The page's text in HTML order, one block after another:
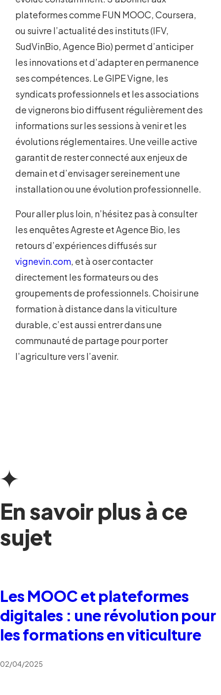
plateformes comme FUN MOOC, Coursera,
ou suivre l’actualité des instituts (IFV,
SudVinBio, Agence Bio) permet d’anticiper
les innovations et d’adapter en permanence
ses compétences. Le GIPE Vigne, les
syndicats professionnels et les associations
de vignerons bio diffusent régulièrement des
informations sur les sessions à venir et les
évolutions réglementaires. Une veille active
garantit de rester connecté aux enjeux de
demain et d’envisager sereinement une
installation ou une évolution professionnelle.
Pour aller plus loin, n’hésitez pas à consulter
les enquêtes Agreste et Agence Bio, les
retours d’expériences diffusés sur
vignevin.com, et à oser contacter
directement les formateurs ou des
groupements de professionnels. Choisir une
formation à distance dans la viticulture
durable, c’est aussi entrer dans une
communauté de partage pour porter
l’agriculture vers l’avenir.
En savoir plus à ce
sujet
Les MOOC et plateformes
digitales : une révolution pour
les formations en viticulture
02/04/2025